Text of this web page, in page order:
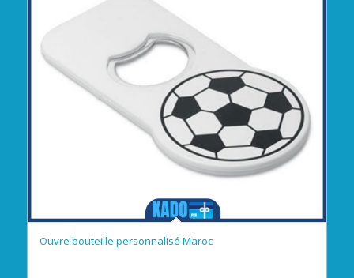
Ouvre bouteille personnalisé Maroc